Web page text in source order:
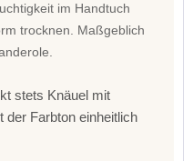
im Handtuch
trocknen. Maßgeblich
stets Knäuel mit
der Farbton einheitlich